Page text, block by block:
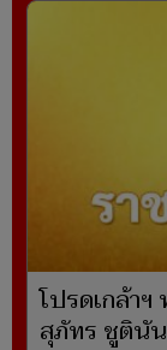
โปรดเกล้า
สุภัทร ชูตินั